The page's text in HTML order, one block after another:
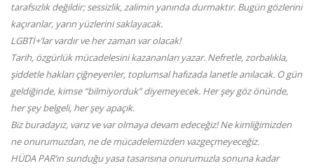
tarafsızlık değildir; sessizlik, zalimin yanında durmaktır. Bugün gözlerini
kaçıranlar, yarın yüzlerini saklayacak.
LGBTİ+’lar vardır ve her zaman var olacak!
Tarih, özgürlük mücadelesini kazananları yazar. Nefretle, zorbalıkla,
şiddetle hakları çiğneyenler, toplumsal hafızada lanetle anılacak. O gün
geldiğinde, kimse “bilmiyorduk” diyemeyecek. Her şey göz önünde,
her şey belgeli, her şey apaçık.
Biz buradayız, varız ve var olmaya devam edeceğiz! Ne kimliğimizden
ne onurumuzdan, ne de mücadelemizden vazgeçmeyeceğiz.
HÜDA PAR’ın sunduğu yasa tasarısına onurumuzla sonuna kadar